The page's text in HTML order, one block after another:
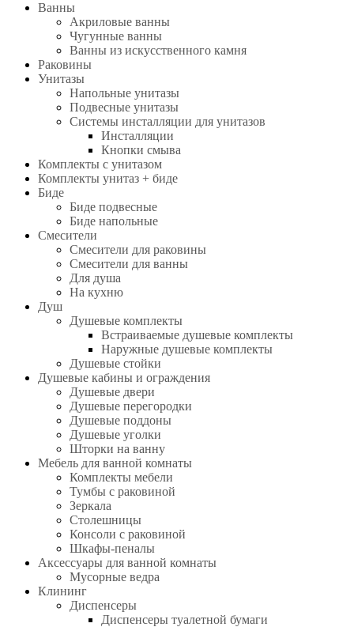
Ванны
Акриловые ванны
Чугунные ванны
Ванны из искусственного камня
Раковины
Унитазы
Напольные унитазы
Подвесные унитазы
Системы инсталляции для унитазов
Инсталляции
Кнопки смыва
Комплекты с унитазом
Комплекты унитаз + биде
Биде
Биде подвесные
Биде напольные
Смесители
Смесители для раковины
Смесители для ванны
Для душа
На кухню
Душ
Душевые комплекты
Встраиваемые душевые комплекты
Наружные душевые комплекты
Душевые стойки
Душевые кабины и ограждения
Душевые двери
Душевые перегородки
Душевые поддоны
Душевые уголки
Шторки на ванну
Мебель для ванной комнаты
Комплекты мебели
Тумбы с раковиной
Зеркала
Столешницы
Консоли с раковиной
Шкафы-пеналы
Аксессуары для ванной комнаты
Мусорные ведра
Клининг
Диспенсеры
Диспенсеры туалетной бумаги